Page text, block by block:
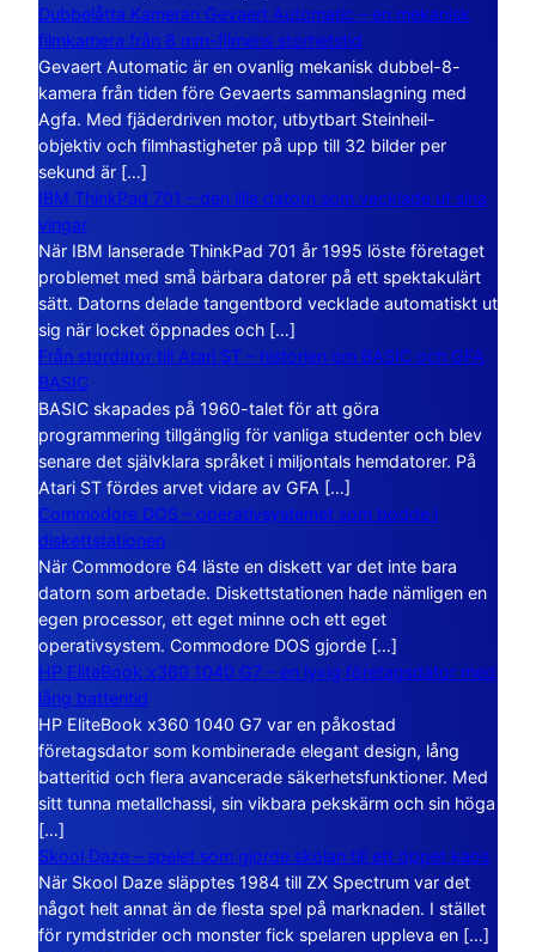
Dubbelåtta Kameran Gevaert Automatic – en mekanisk
filmkamera från 8 mm-filmens storhetstid
Gevaert Automatic är en ovanlig mekanisk dubbel-8-
kamera från tiden före Gevaerts sammanslagning med
Agfa. Med fjäderdriven motor, utbytbart Steinheil-
objektiv och filmhastigheter på upp till 32 bilder per
sekund är […]
IBM ThinkPad 701 – den lilla datorn som vecklade ut sina
vingar
När IBM lanserade ThinkPad 701 år 1995 löste företaget
problemet med små bärbara datorer på ett spektakulärt
sätt. Datorns delade tangentbord vecklade automatiskt ut
sig när locket öppnades och […]
Från stordator till Atari ST – historien om BASIC och GFA
BASIC
BASIC skapades på 1960-talet för att göra
programmering tillgänglig för vanliga studenter och blev
senare det självklara språket i miljontals hemdatorer. På
Atari ST fördes arvet vidare av GFA […]
Commodore DOS – operativsystemet som bodde i
diskettstationen
När Commodore 64 läste en diskett var det inte bara
datorn som arbetade. Diskettstationen hade nämligen en
egen processor, ett eget minne och ett eget
operativsystem. Commodore DOS gjorde […]
HP EliteBook x360 1040 G7 – en lyxig företagsdator med
lång batteritid
HP EliteBook x360 1040 G7 var en påkostad
företagsdator som kombinerade elegant design, lång
batteritid och flera avancerade säkerhetsfunktioner. Med
sitt tunna metallchassi, sin vikbara pekskärm och sin höga
[…]
Skool Daze – spelet som gjorde skolan till ett öppet kaos
När Skool Daze släpptes 1984 till ZX Spectrum var det
något helt annat än de flesta spel på marknaden. I stället
för rymdstrider och monster fick spelaren uppleva en […]